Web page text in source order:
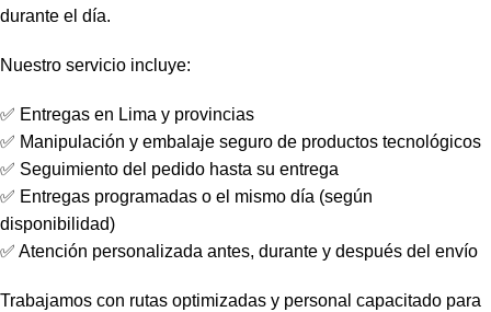
durante el día.
Nuestro servicio incluye:
✅ Entregas en Lima y provincias
✅ Manipulación y embalaje seguro de productos tecnológicos
✅ Seguimiento del pedido hasta su entrega
✅ Entregas programadas o el mismo día (según
disponibilidad)
✅ Atención personalizada antes, durante y después del envío
Trabajamos con rutas optimizadas y personal capacitado para